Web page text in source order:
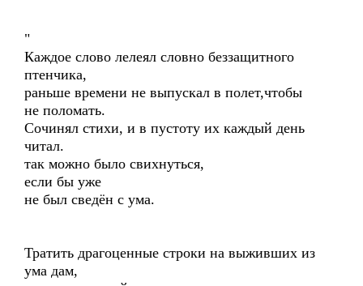
"
Каждое слово лелеял словно беззащитного
птенчика,
раньше времени не выпускал в полет,чтобы
не поломать.
Сочинял стихи, и в пустоту их каждый день
читал.
так можно было свихнуться,
если бы уже
не был сведён с ума.
Тратить драгоценные строки на выживших из
ума дам,